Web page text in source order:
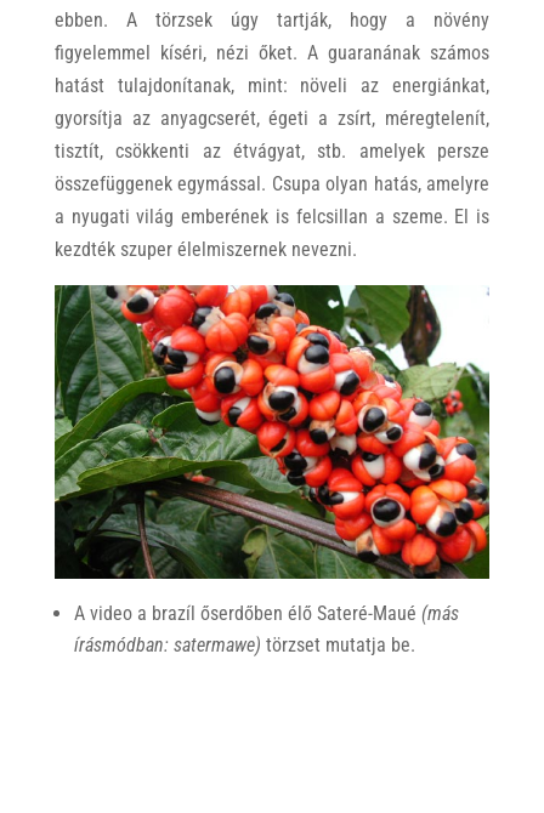
ebben. A törzsek úgy tartják, hogy a növény
figyelemmel kíséri, nézi őket. A guaranának számos
hatást tulajdonítanak, mint: növeli az energiánkat,
gyorsítja az anyagcserét, égeti a zsírt, méregtelenít,
tisztít, csökkenti az étvágyat, stb. amelyek persze
összefüggenek egymással. Csupa olyan hatás, amelyre
a nyugati világ emberének is felcsillan a szeme. El is
kezdték szuper élelmiszernek nevezni.
A video a brazíl őserdőben élő Sateré-Maué (más
írásmódban: satermawe) törzset mutatja be.